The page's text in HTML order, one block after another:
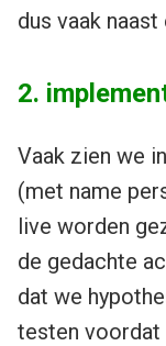
dus vaak naast
2.
Vaak zien we
(met name
live worden
de gedachte
dat we
testen voordat